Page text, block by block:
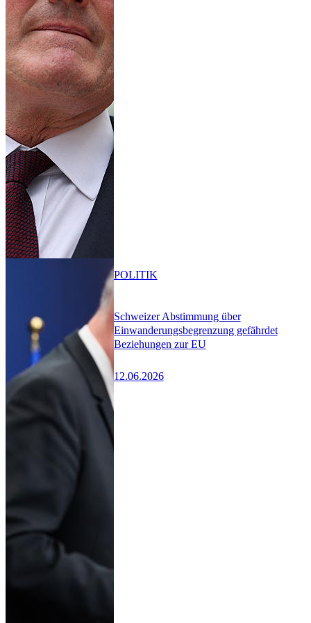
Schweizer Abstimmung über
Einwanderungsbegrenzung gefährdet
Beziehungen zur EU
12.06.2026
POLITIK